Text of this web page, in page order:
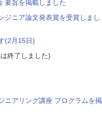
要旨を掲載しました
ジニア論文発表賞を受賞しまし
(2月15日)
終了しました)
ニアリング講座 プログラムを掲